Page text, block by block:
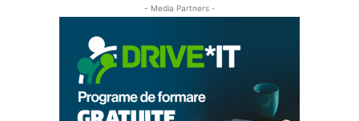
- Media Partners -